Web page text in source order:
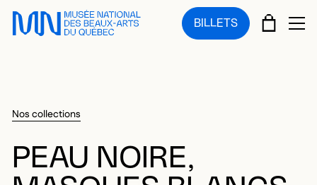
Sauter au menu principal
Sauter au contenu principal
Sauter au pied de page
BILLETS PANIER
Nos collections
PEAU NOIRE,